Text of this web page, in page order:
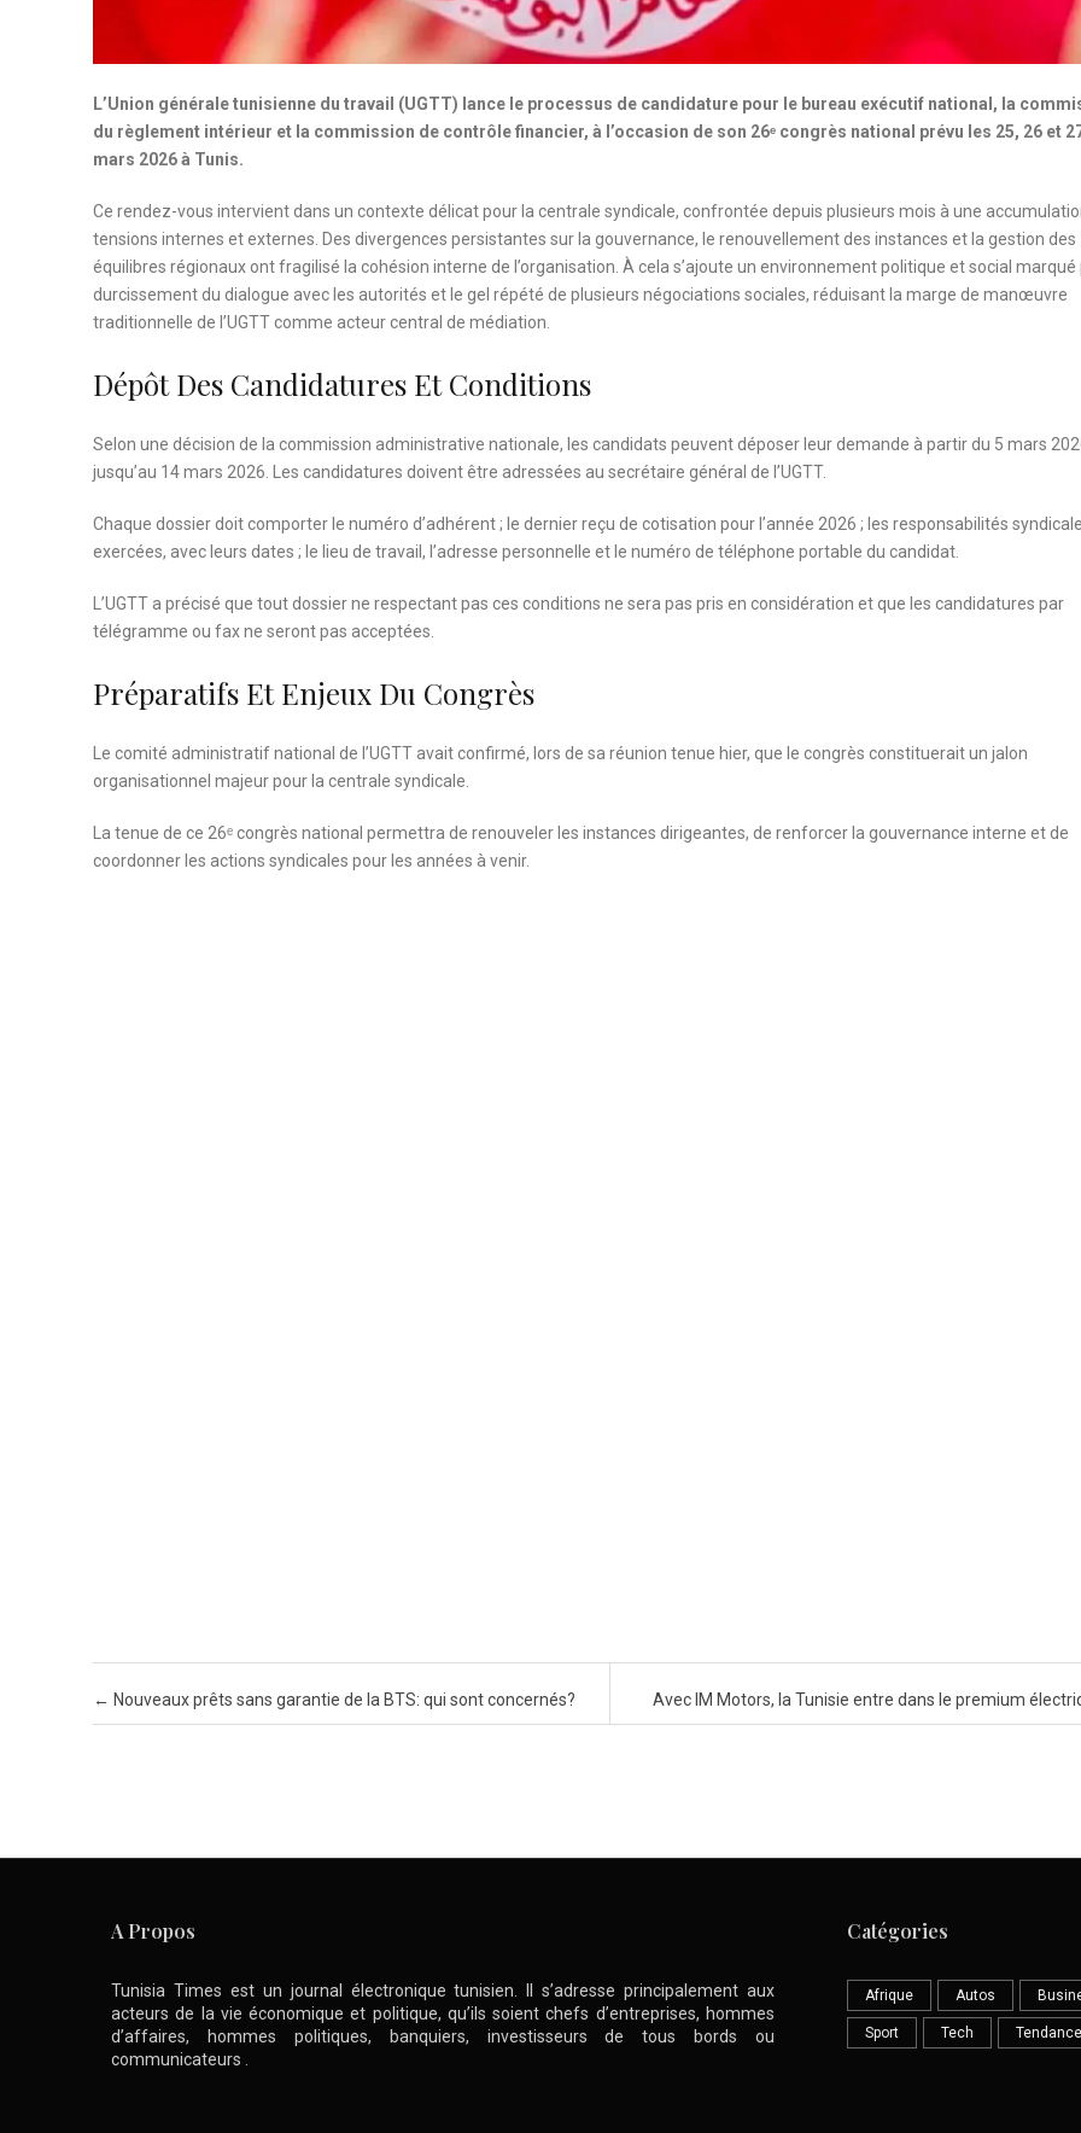
L’Union générale tunisienne du travail (UGTT) lance le processus de candidature pour le bureau exécutif national, la
du règlement intérieur et la commission de contrôle financier, à l’occasion de son 26ᵉ congrès national prévu les 25, 26 et
mars 2026 à Tunis.
Ce rendez-vous intervient dans un contexte délicat pour la centrale syndicale, confrontée depuis plusieurs mois à une
tensions internes et externes. Des divergences persistantes sur la gouvernance, le renouvellement des instances et la gestion des
équilibres régionaux ont fragilisé la cohésion interne de l’organisation. À cela s’ajoute un environnement politique et social marqué
durcissement du dialogue avec les autorités et le gel répété de plusieurs négociations sociales, réduisant la marge de manœuvre
traditionnelle de l’UGTT comme acteur central de médiation.
Dépôt Des Candidatures Et Conditions
Selon une décision de la commission administrative nationale, les candidats peuvent déposer leur demande à partir du 5 mars
jusqu’au 14 mars 2026. Les candidatures doivent être adressées au secrétaire général de l’UGTT.
Chaque dossier doit comporter le numéro d’adhérent ; le dernier reçu de cotisation pour l’année 2026 ; les responsabilités
exercées, avec leurs dates ; le lieu de travail, l’adresse personnelle et le numéro de téléphone portable du candidat.
L’UGTT a précisé que tout dossier ne respectant pas ces conditions ne sera pas pris en considération et que les candidatures par
télégramme ou fax ne seront pas acceptées.
Préparatifs Et Enjeux Du Congrès
Le comité administratif national de l’UGTT avait confirmé, lors de sa réunion tenue hier, que le congrès constituerait un jalon
organisationnel majeur pour la centrale syndicale.
La tenue de ce 26ᵉ congrès national permettra de renouveler les instances dirigeantes, de renforcer la gouvernance interne et de
coordonner les actions syndicales pour les années à venir.
Post navigation
← Nouveaux prêts sans garantie de la BTS: qui sont concernés? Avec IM Motors, la Tunisie entre dans le premium
A Propos
Tunisia Times est un journal électronique tunisien. Il s’adresse principalement aux
acteurs de la vie économique et politique, qu’ils soient chefs d’entreprises, hommes
d’affaires, hommes politiques, banquiers, investisseurs de tous bords ou
communicateurs .
Catégories
Afrique Autos
Sport Tech Tendance